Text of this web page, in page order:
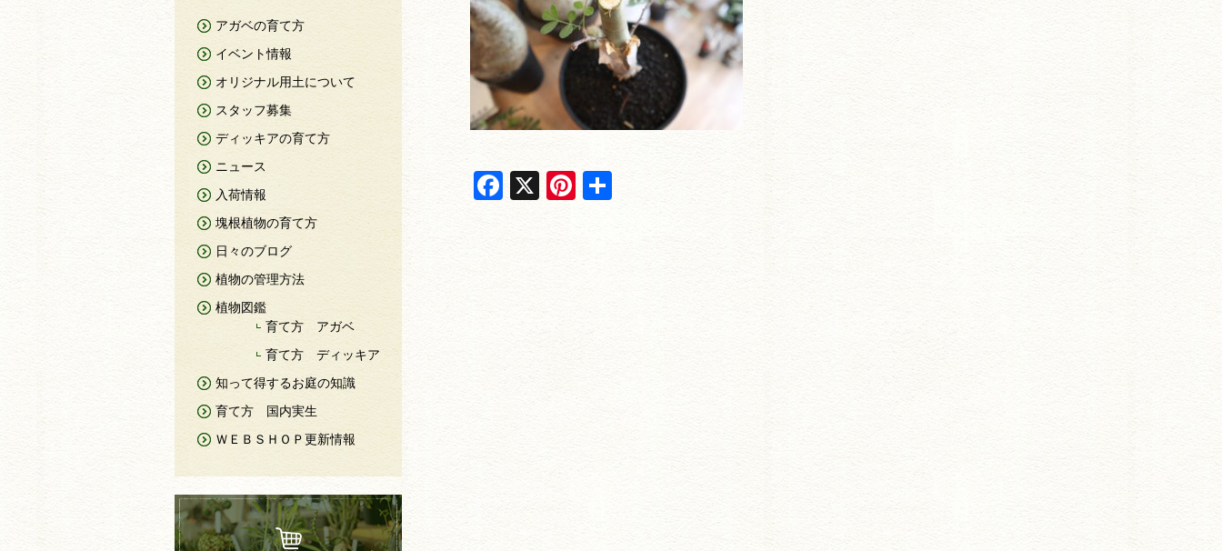
F
X
Pi
アガベの育て方
イベント情報
オリジナル用土について
スタッフ募集
ディッキアの育て方
ニュース
入荷情報
塊根植物の育て方
日々のブログ
植物の管理方法
植物図鑑
育て方 アガベ
育て方 ディッキア
知って得するお庭の知識
育て方 国内実生
ＷＥＢＳＨＯＰ更新情報